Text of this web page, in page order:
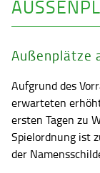
Außenplätze
Aufgrund des
erwarteten
ersten Tagen zu
Spielordnung ist
der